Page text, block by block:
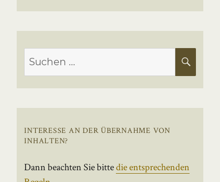
Suchen
nach:
INTERESSE AN DER ÜBERNAHME VON
INHALTEN?
Dann beachten Sie bittedie entsprechenden